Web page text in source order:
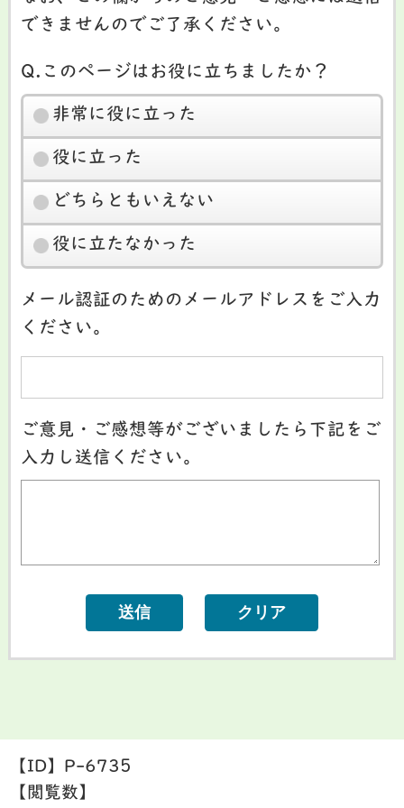
できませんのでご了承ください。
Q.このページはお役に立ちましたか？
非常に役に立った
役に立った
どちらともいえない
役に立たなかった
メール認証のためのメールアドレスをご入力
ください。
ご意見・ご感想等がございましたら下記をご
入力し送信ください。
【ID】 P-6735
【閲覧数】